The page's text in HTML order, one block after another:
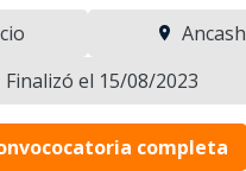
Ancash
Finalizó el 15/08/2023
completa